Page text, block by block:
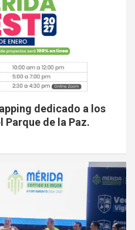
dedicado a los
Parque de la Paz.